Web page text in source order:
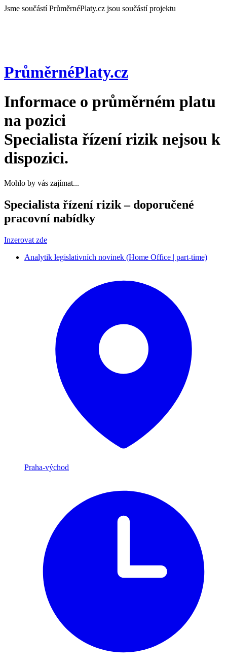
Jsme součástí PrůměrnéPlaty.cz jsou součástí projektu
PrůměrnéPlaty.cz
Informace o průměrném platu
na pozici
Specialista řízení rizik nejsou k
dispozici.
Mohlo by vás zajímat...
Specialista řízení rizik – doporučené
pracovní nabídky
Inzerovat zde
Analytik legislativních novinek (Home Office | part-time)
Praha-východ